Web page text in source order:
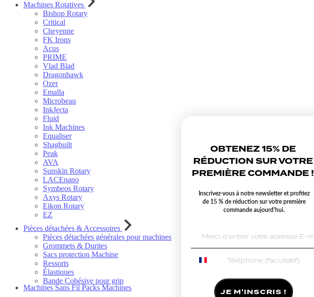
Machines Rotatives
Bishop Rotary
Critical
Cheyenne
FK Irons
Acus
PRIME
Vlad Blad
Dragonhawk
Ozer
Emalla
Microbeau
InkJecta
Fluid
Ink Machines
Equaliser
Shagbuilt
Peak
AVA
Sunskin Rotary
LACEnano
Symbeos Rotary
Axys Rotary
Eikon Rotary
EZ
Pièces détachées & Accessoires
Pièces détachées générales pour machines
Grommets & Durites
Sacs protection Machine
Ressorts
Élastiques
Bande Cohésive pour grip
Machines Sans Fil Packs Machines
OBTENEZ 15% DE
RÉDUCTION SUR VOTRE
PREMIÈRE COMMANDE !
Inscrivez-vous à notre newsletter et profitez
de 15 % de réduction sur votre première
commande aujourd'hui.
JE M'INSCRIS !